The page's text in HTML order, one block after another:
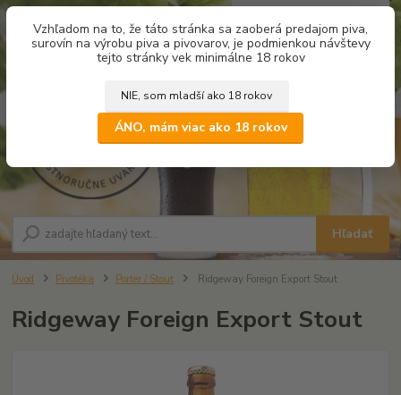
Vzhľadom na to, že táto stránka sa zaoberá predajom piva,
surovín na výrobu piva a pivovarov, je podmienkou návštevy
tejto stránky vek minimálne 18 rokov
NIE, som mladší ako 18 rokov
ÁNO, mám viac ako 18 rokov
Hľadať
za0,00 €
Úvod Pivotéka Porter / Stout Ridgeway Foreign Export Stout
Ridgeway Foreign Export Stout